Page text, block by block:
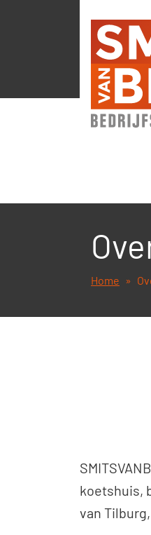
Home
koetshuis,
van